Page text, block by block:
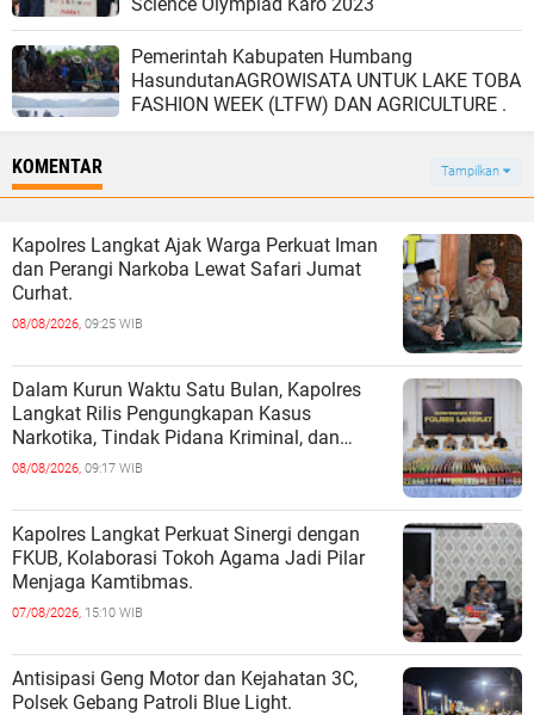
Pemerintah Kabupaten Humbang
HasundutanAGROWISATA UNTUK LAKE TOBA
FASHION WEEK (LTFW) DAN AGRICULTURE .
KOMENTAR Tampilkan
Kapolres Langkat Ajak Warga Perkuat Iman
dan Perangi Narkoba Lewat Safari Jumat
Curhat.
08/08/2026, 09:25 WIB
Dalam Kurun Waktu Satu Bulan, Kapolres
Langkat Rilis Pengungkapan Kasus
Narkotika, Tindak Pidana Kriminal, dan
Kekerasan Seksual terhadap Anak.
08/08/2026, 09:17 WIB
Kapolres Langkat Perkuat Sinergi dengan
FKUB, Kolaborasi Tokoh Agama Jadi Pilar
Menjaga Kamtibmas.
07/08/2026, 15:10 WIB
Antisipasi Geng Motor dan Kejahatan 3C,
Polsek Gebang Patroli Blue Light.